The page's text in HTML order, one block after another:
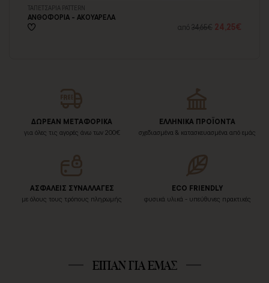
ΤΑΠΕΤΣΑΡΙΑ PATTERN
ΑΝΘΟΦΟΡΙΑ - ΑΚΟΥΑΡΕΛΑ
από34,65€ 24,25€
ΔΩΡΕΑΝ ΜΕΤΑΦΟΡΙΚΑ
για όλες τις αγορές άνω των 200€
ΕΛΛΗΝΙΚΑ ΠΡΟΪΟΝΤΑ
σχεδιασμένα & κατασκευασμένα από εμάς
ΑΣΦΑΛΕΙΣ ΣΥΝΑΛΛΑΓΕΣ
με όλους τους τρόπους πληρωμής
ECO FRIENDLY
φυσικά υλικά - υπεύθυνες πρακτικές
ΕΙΠΑΝ ΓΙΑ ΕΜΑΣ